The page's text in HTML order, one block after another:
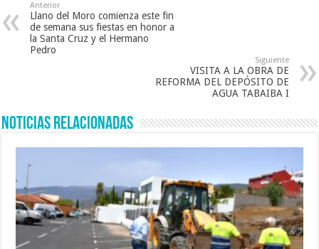
Anterior
Llano del Moro comienza este fin
de semana sus fiestas en honor a
la Santa Cruz y el Hermano
Pedro
Siguiente
VISITA A LA OBRA DE
REFORMA DEL DEPÓSITO DE
AGUA TABAIBA I
Noticias Relacionadas